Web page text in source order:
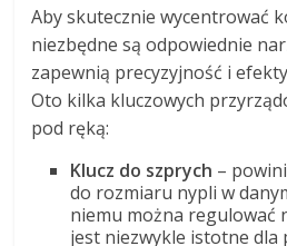
Aby skutecznie wycentrować
niezbędne są odpowiednie
zapewnią precyzyjność i
Oto kilka kluczowych
pod ręką:
Klucz do szprych –
do rozmiaru nypli w
niemu można regulować
jest niezwykle istotne dla